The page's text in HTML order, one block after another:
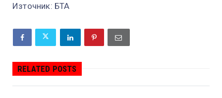
Източник: БТА
RELATED POSTS